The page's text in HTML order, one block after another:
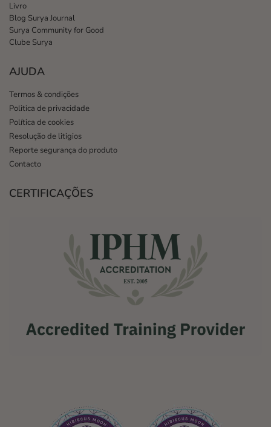
Livro
Blog Surya Journal
Surya Community for Good
Clube Surya
AJUDA
Termos & condições
Politica de privacidade
Política de cookies
Resolução de litigios
Reporte segurança do produto
Contacto
CERTIFICAÇÕES